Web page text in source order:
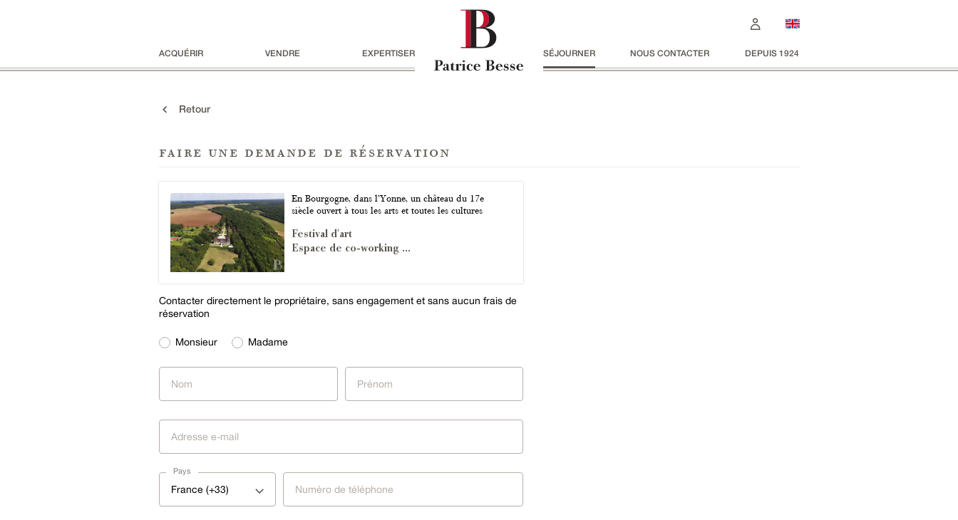
ACQUÉRIR VENDRE EXPERTISER SÉJOURNER NOUS CONTACTER DEPUIS 1924
Retour
faire une demande de réservation
En Bourgogne, dans l’Yonne, un château du 17e
siècle ouvert à tous les arts et toutes les cultures
Festival d'art
Espace de co-working ...
Contacter directement le propriétaire, sans engagement et sans aucun frais de
réservation
Monsieur Madame
Pays
France (+33)